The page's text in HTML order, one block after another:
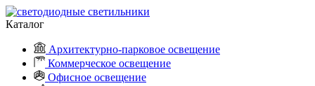
Каталог
Архитектурно-парковое освещение
Коммерческое освещение
Офисное освещение